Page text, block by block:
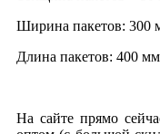
Ширина пакетов: 300
Длина пакетов: 400
На сайте прямо